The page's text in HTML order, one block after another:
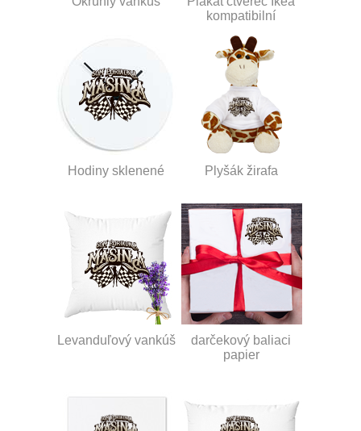
kompatibilní
Hodiny sklenené Plyšák žirafa
Levanduľový vankúš
darčekový baliaci
papier